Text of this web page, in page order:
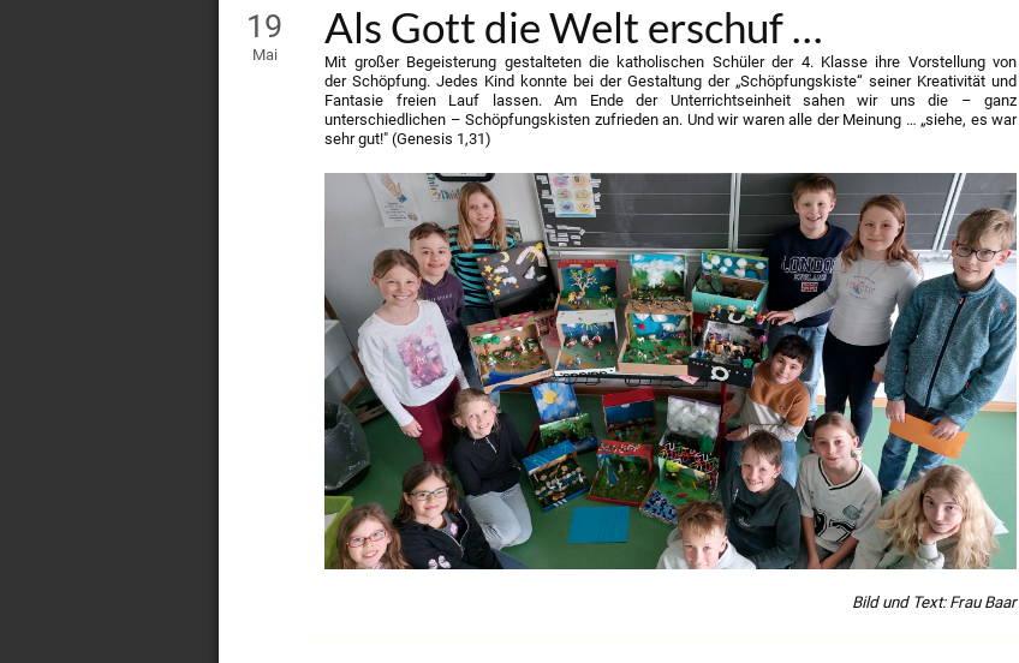
19
Mai
Als Gott die Welt erschuf …
Mit großer Begeisterung gestalteten die katholischen Schüler der 4. Klasse ihre Vorstellung von
der Schöpfung. Jedes Kind konnte bei der Gestaltung der „Schöpfungskiste“ seiner Kreativität und
Fantasie freien Lauf lassen. Am Ende der Unterrichtseinheit sahen wir uns die – ganz
unterschiedlichen – Schöpfungskisten zufrieden an. Und wir waren alle der Meinung … „siehe, es war
sehr gut!" (Genesis 1,31)
Bild und Text: Frau Baar